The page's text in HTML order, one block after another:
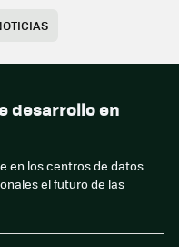
desarrollo en
en los centros de datos
el futuro de las